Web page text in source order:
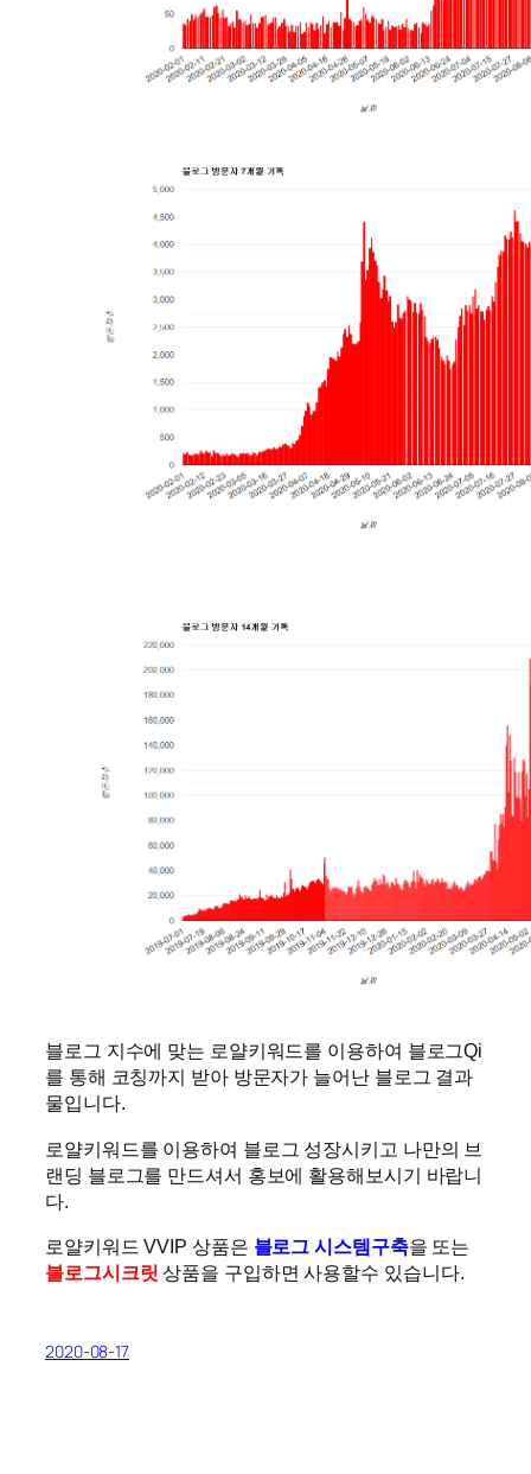
블로그 지수에 맞는 로얄키워드를 이용하여 블로그Qi
를 통해 코칭까지 받아 방문자가 늘어난 블로그 결과
물입니다.
로얄키워드를 이용하여 블로그 성장시키고 나만의 브
랜딩 블로그를 만드셔서 홍보에 활용해보시기 바랍니
다.
로얄키워드 VVIP 상품은 블로그 시스템구축을 또는
블로그시크릿 상품을 구입하면 사용할수 있습니다.
2020-08-17